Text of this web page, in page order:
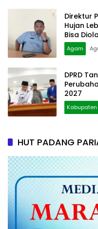
Direktur
Hujan
Bisa
Agam
DPRD
2027
HUT PADANG